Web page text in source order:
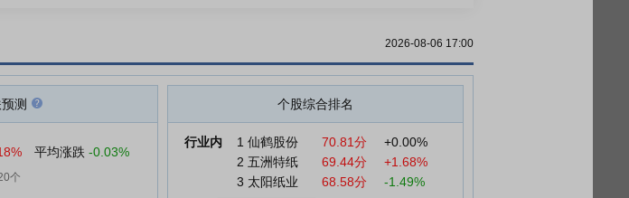
2026-08-06 17:00
测
平均涨跌 -0.03%
个
个股综合排名
行业内 1 仙鹤股份 70.81分
+0.00%
2 五洲特纸 69.44分
+1.68%
3 太阳纸业 68.58分 -1.49%